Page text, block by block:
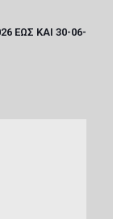
ΕΩΣ ΚΑΙ 30-06-